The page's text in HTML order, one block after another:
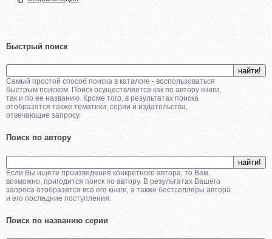
Быстрый поиск
Самый простой способ поиска в каталоге - воспользоваться
быстрым поиском. Поиск осуществляется как по автору книги,
так и по ее названию. Кроме того, в результатах поиска
отобразятся также тематики, серии и издательства,
отвечающие запросу.
Поиск по автору
Если Вы ищете произведения конкретного автора, то Вам,
возможно, пригодится поиск по автору. В результатах Вашего
запроса отобразятся все его книги, а также бестселлеры автора
и его последние поступления.
Поиск по названию серии